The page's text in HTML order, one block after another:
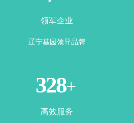
领军企业
辽宁墓园领导品牌
365+
高效服务